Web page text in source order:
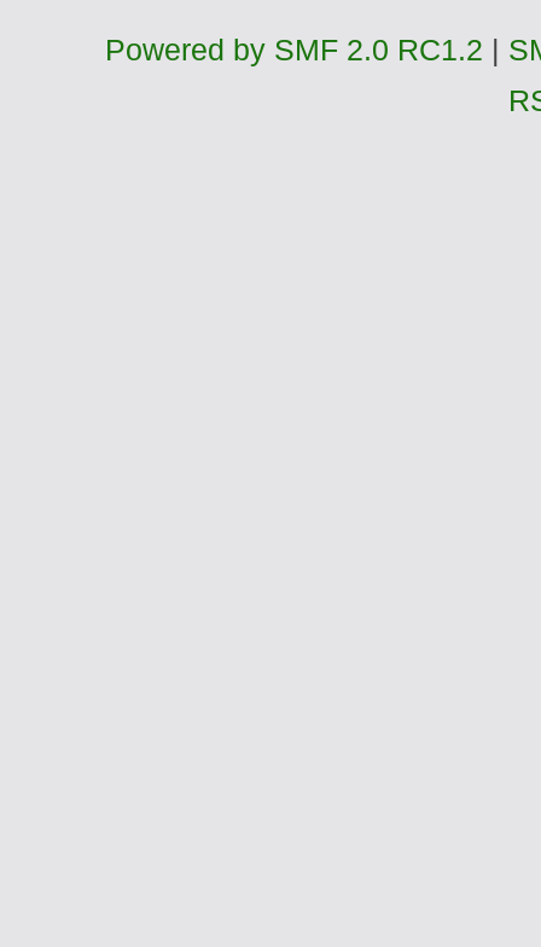
Powered by SMF 2.0 RC1.2 |